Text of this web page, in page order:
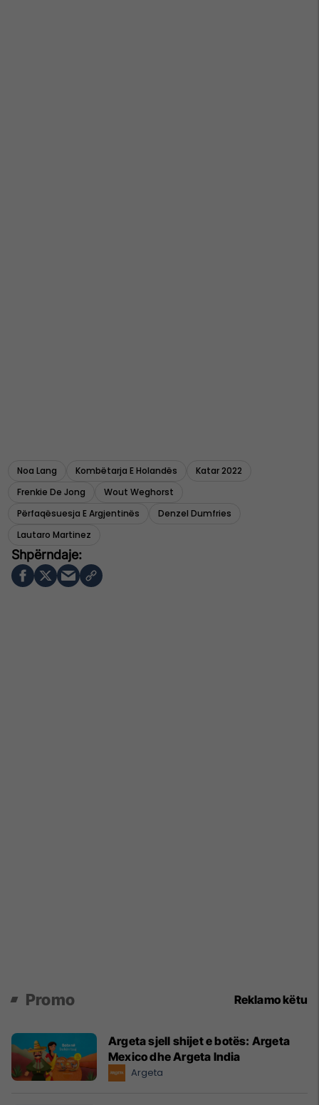
Noa Lang Kombëtarja E Holandës
Katar 2022
Frenkie De Jong
Wout Weghorst
Përfaqësuesja E Argjentinës
Denzel Dumfries
Lautaro Martinez
Promo Reklamo këtu
Argeta sjell shijet e botës: Argeta
Mexico dhe Argeta India
Argeta